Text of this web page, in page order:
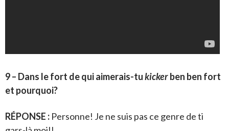
9 – Dans le fort de qui aimerais-tukickerben ben fort
et pourquoi?
RÉPONSE : Personne! Je ne suis pas ce genre de ti